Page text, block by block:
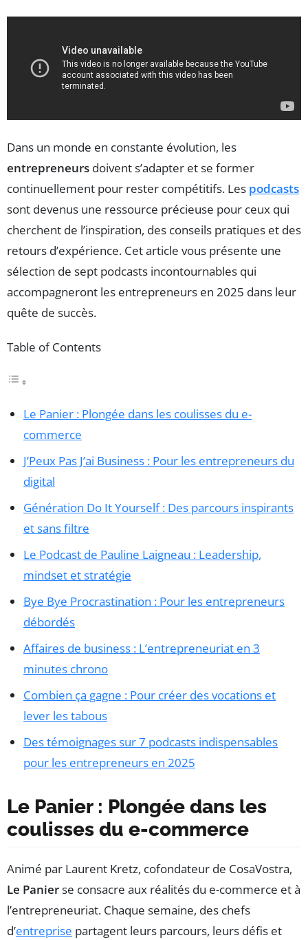
Dans un monde en constante évolution, les
entrepreneurs doivent s’adapter et se former
continuellement pour rester compétitifs. Les podcasts
sont devenus une ressource précieuse pour ceux qui
cherchent de l’inspiration, des conseils pratiques et des
retours d’expérience. Cet article vous présente une
sélection de sept podcasts incontournables qui
accompagneront les entrepreneurs en 2025 dans leur
quête de succès.
Table of Contents
Le Panier : Plongée dans les coulisses du e-
commerce
J’Peux Pas J’ai Business : Pour les entrepreneurs du
digital
Génération Do It Yourself : Des parcours inspirants
et sans filtre
Le Podcast de Pauline Laigneau : Leadership,
mindset et stratégie
Bye Bye Procrastination : Pour les entrepreneurs
débordés
Affaires de business : L’entrepreneuriat en 3
minutes chrono
Combien ça gagne : Pour créer des vocations et
lever les tabous
Des témoignages sur 7 podcasts indispensables
pour les entrepreneurs en 2025
Le Panier : Plongée dans les
coulisses du e-commerce
Animé par Laurent Kretz, cofondateur de CosaVostra,
Le Panierse consacre aux réalités du e-commerce et à
l’entrepreneuriat. Chaque semaine, des chefs
d’entreprise partagent leurs parcours, leurs défis et